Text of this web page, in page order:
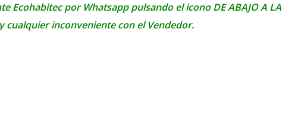
Ecohabitec por Whatsapp pulsando el icono DE ABAJO A LA
cualquier inconveniente con el Vendedor.